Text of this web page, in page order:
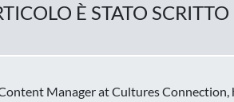
È STATO
Manager at Cultures